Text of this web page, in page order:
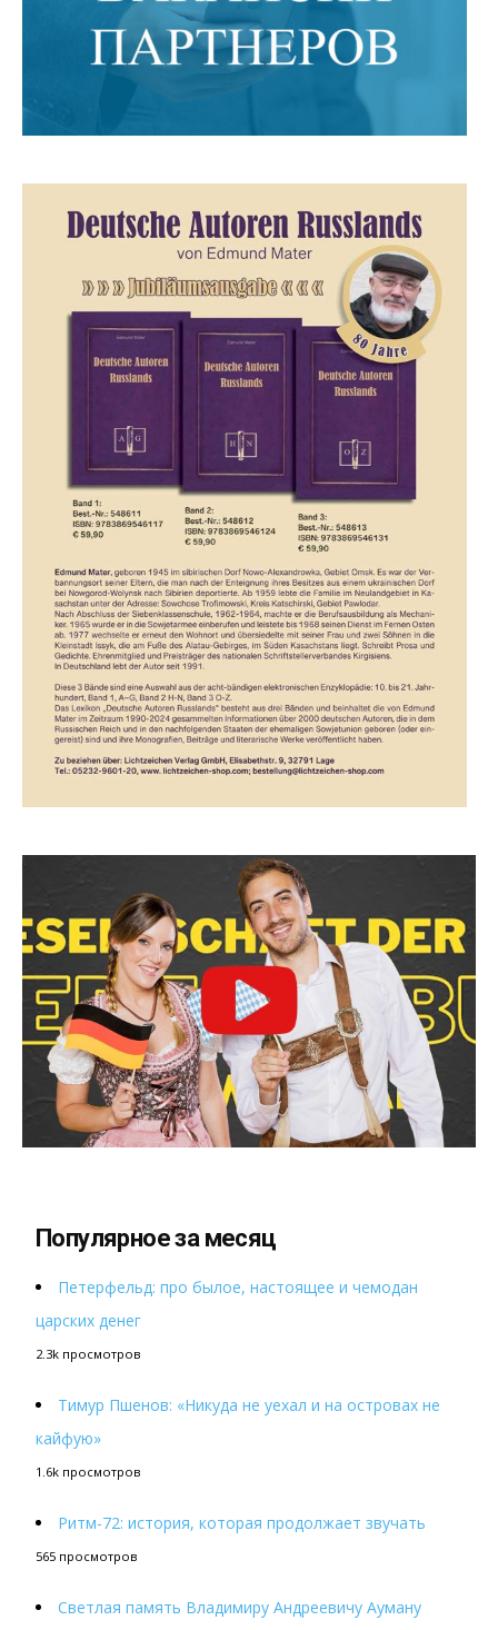
Популярное за месяц
Петерфельд: про былое, настоящее и чемодан
царских денег
2.3k просмотров
Тимур Пшенов: «Никуда не уехал и на островах не
кайфую»
1.6k просмотров
Ритм-72: история, которая продолжает звучать
565 просмотров
Светлая память Владимиру Андреевичу Ауману